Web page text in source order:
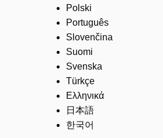
Polski
Português
Slovenčina
Suomi
Svenska
Türkçe
Ελληνικά
日本語
한국어